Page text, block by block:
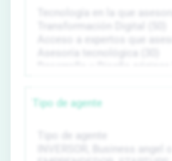
Tipo de agente